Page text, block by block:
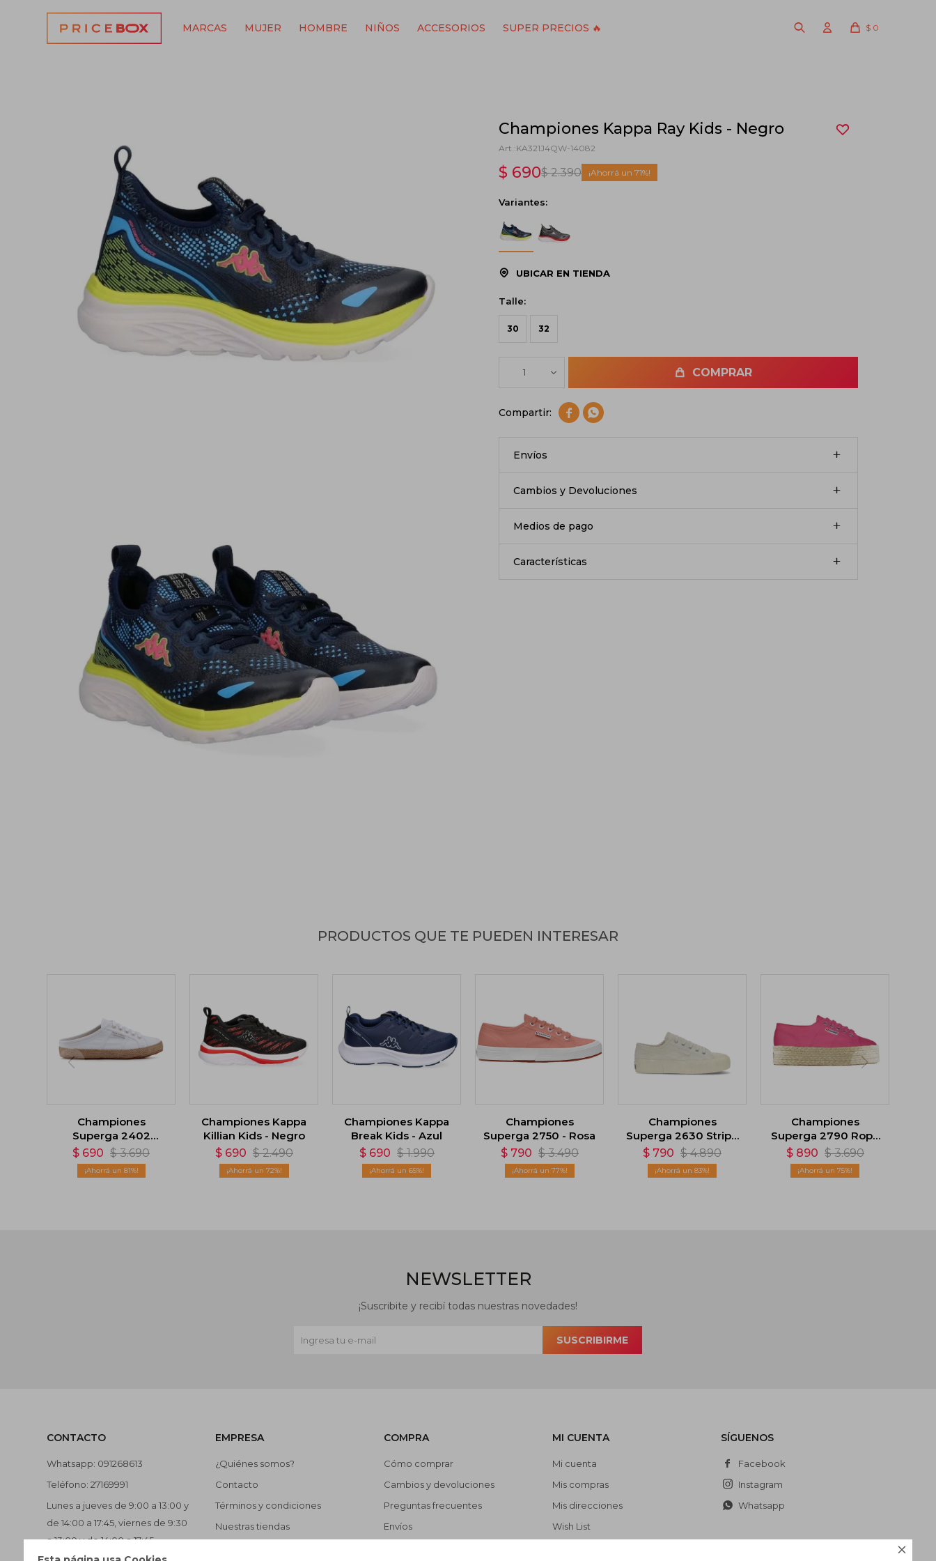

MARCAS MUJER HOMBRE NIÑOS ACCESORIOS SUPER PRECIOS 🔥 $ 0
Championes Kappa Ray Kids - Negro
KA321J4QW-14082
$ 690$ 2.390 71
Variantes:
UBICAR EN TIENDA
Talle:
30 32
1 COMPRAR
 
Envíos
Cambios y Devoluciones
Medios de pago
Características
PRODUCTOS QUE TE PUEDEN INTERESAR
Championes
Superga 2402
Ropew - Blanco
$ 690 $ 3.690
81
Championes Kappa
Killian Kids - Negro
$ 690 $ 2.490
72
Championes Kappa
Break Kids - Azul
$ 690 $ 1.990
65
Championes
Superga 2750 - Rosa
$ 790 $ 3.490
77
Championes
Superga 2630 Stripe
Corduroy - Blanco
$ 790 $ 4.890
83
Championes
Superga 2790 Rope
- Rosa
$ 890 $ 3.690
75
CONTACTO
Whatsapp: 091268613
Teléfono: 27169991
Lunes a jueves de 9:00 a 13:00 y
de 14:00 a 17:45, viernes de 9:30
a 13:00 y de 14:00 a 17:45.
EMPRESA
¿Quiénes somos?
Contacto
Términos y condiciones
Nuestras tiendas
COMPRA
Cómo comprar
Cambios y devoluciones
Preguntas frecuentes
Envíos
MI CUENTA
Mi cuenta
Mis compras
Mis direcciones
Wish List
SÍGUENOS
Facebook
Instagram
Whatsapp
NEWSLETTER
¡Suscribite y recibí todas nuestras novedades!
SUSCRIBIRME